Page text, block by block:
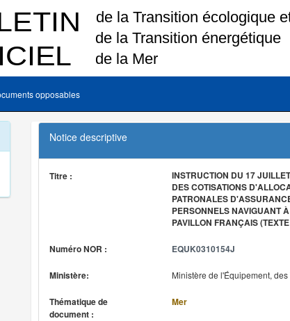
opposables
Notice descriptive
Titre :
INSTRUCTION DU 17
DES COTISATIONS
PATRONALES
PERSONNELS NAVIGUANT
PAVILLON FRANÇAIS
Numéro NOR : EQUK0310154J
Ministère: Ministère de l'Équipement,
Thématique de
document :
Mer